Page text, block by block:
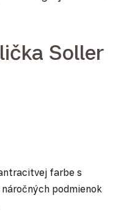
Soller
farbe s
podmienok